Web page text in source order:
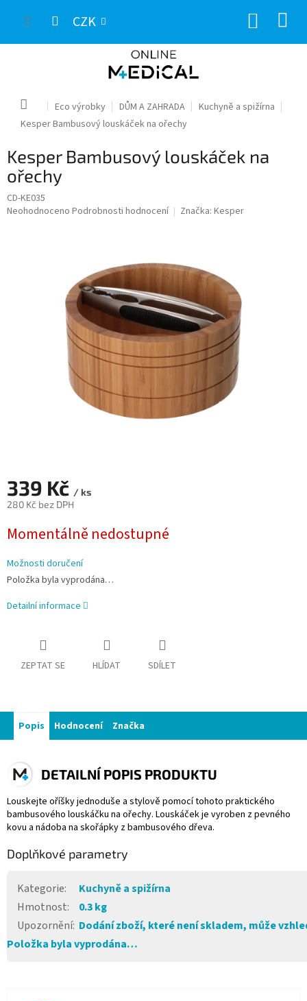
CZK
Domů Eco výrobky DŮM A ZAHRADA
Kuchyně a spižírna
Kesper Bambusový louskáček na ořechy
Kesper Bambusový louskáček na
ořechy
CD-KE035
Průměrné
Neohodnoceno Podrobnosti hodnocení Značka: Kesper
339 Kč / ks
280 Kč bez DPH
cena:
Momentálně nedostupné
Možnosti doručení
Položka byla vyprodána…
Detailní informace
ZEPTAT SE HLÍDAT SDÍLET
Popis Hodnocení Značka
DETAILNÍ POPIS PRODUKTU
Louskejte oříšky jednoduše a stylově pomocí tohoto praktického
bambusového louskáčku na ořechy. Louskáček je vyroben z pevného
kovu a nádoba na skořápky z bambusového dřeva.
Doplňkové parametry
Kategorie:
Kuchyně a spižírna
Hmotnost:
0.3 kg
Upozornění: Dodání zboží, které není skladem, může
Položka byla vyprodána…